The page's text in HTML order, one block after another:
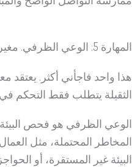
المهارة 5: الوعي الظرفي. مغير اللعبة
هذا واحد فاجأني أكثر. يعتقد
الثقيلة يتطلب فقط التحكم في
الوعي الظرفي هو فحص
المخاطر المحتملة، مثل
البيئة غير المستقرة، أو